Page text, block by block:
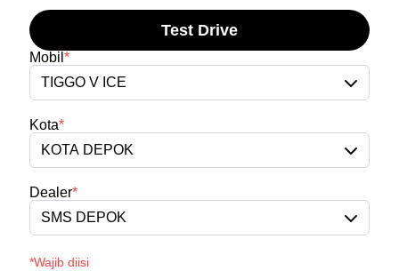
Test Drive
Mobil *
TIGGO V ICE
Kota*
KOTA DEPOK
Dealer*
SMS DEPOK
*Wajib diisi